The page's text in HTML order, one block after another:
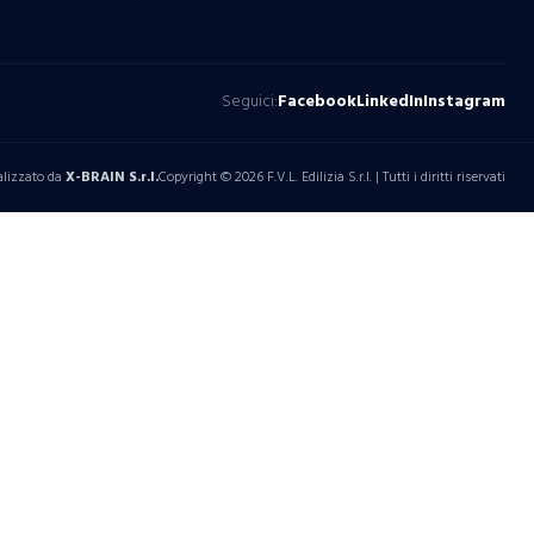
Seguici:FacebookLinkedInInstagram
da X-BRAIN S.r.l.Copyright © 2026 F.V.L. Edilizia S.r.l. | Tutti i diritti riservati